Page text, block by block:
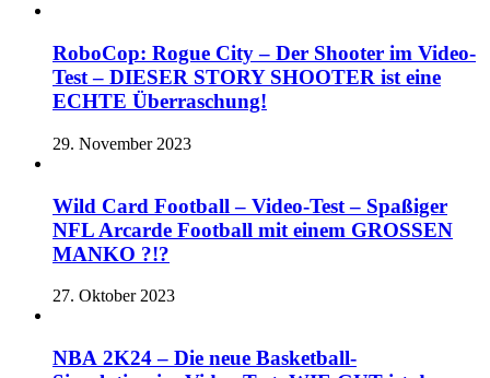
RoboCop: Rogue City – Der Shooter im Video-
Test – DIESER STORY SHOOTER ist eine
ECHTE Überraschung!
29. November 2023
Wild Card Football – Video-Test – Spaßiger
NFL Arcarde Football mit einem GROSSEN
MANKO ?!?
27. Oktober 2023
NBA 2K24 – Die neue Basketball-